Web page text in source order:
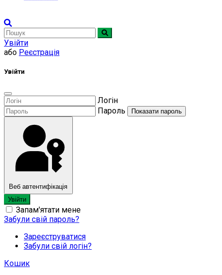
Увійти
або Реєстрація
Увійти
Логін
Пароль
Показати пароль
Веб автентифікація
Увійти
Запам'ятати мене
Забули свій пароль?
Зареєструватися
Забули свій логін?
Кошик